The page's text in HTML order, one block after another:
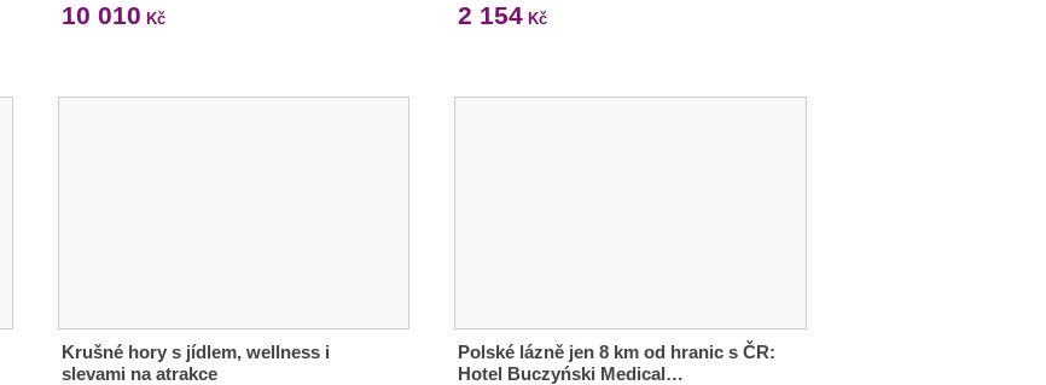
10 010 Kč 2 154 Kč
Krušné hory s jídlem, wellness i
slevami na atrakce
Polské lázně jen 8 km od hranic s ČR:
Hotel Buczyński Medical…